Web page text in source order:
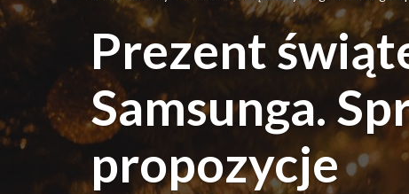
Prezent
Samsunga.
propozycje